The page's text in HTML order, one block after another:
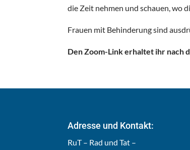
die Zeit nehmen und schauen, wo
Frauen mit Behinderung sind
Den Zoom-Link erhaltet ihr nach
Adresse und Kontakt:
RuT – Rad und Tat –